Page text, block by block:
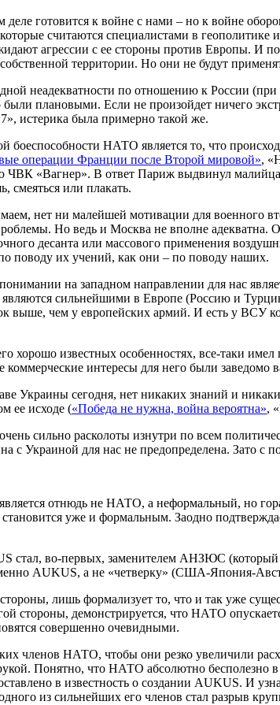
готовится к войне с нами – но к войне
считаются специалистами в
агрессии с ее стороны против Европы. И
территории. Но они не будут
неадекватности по отношению к России
плановыми. Если не произойдет ничего
истерика была примерно такой же.
боеспособности НАТО является то, что
операции Франции после Второй мировой»,
ЧВК «Вагнер». В ответ Париж выдвинул
смеяться или плакать.
нет ни малейшей мотивации для военного
Но ведь и Москва не вполне
десанта или массового применения
поводу их учений, как они – по поводу наших.
на западном направлении для нас
сильнейшими в Европе (Россию и
выше, чем у европейских армий. И есть у ВСУ
хорошо известных особенностях, все-таки
интересы для него были
Украины сегодня, нет никаких знаний и
ее исходе («Победа не нужна, война вероятна»,
сильно расколоты изнутри по всем
с Украиной для нас не предопределена. Зато
отнюдь не НАТО, а неформальный, но
уже и формальным. Заодно
стал, во-первых, заменителем АНЗЮС (который
AUKUS, а не «четверку» (США-Япония-
лишь формализует то, что и так уже
стороны, демонстрируется, что НАТО
совершенно очевидными.
членов НАТО, чтобы они резко увеличили
Понятно, что НАТО абсолютно бесполезно
в известность о создании AUKUS. И
из сильнейших его членов стал разрыв